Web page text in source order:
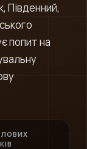
Південний,
попит на